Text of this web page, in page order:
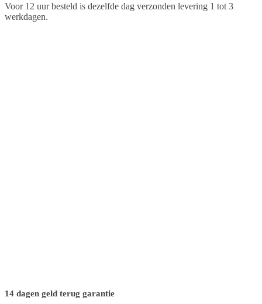
Voor 12 uur besteld is dezelfde dag verzonden levering 1 tot 3
werkdagen.
14 dagen geld terug garantie